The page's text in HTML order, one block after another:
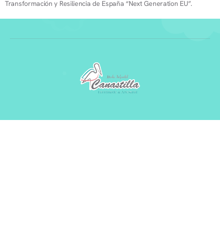
Transformación y Resiliencia de España “Next Generation EU”.